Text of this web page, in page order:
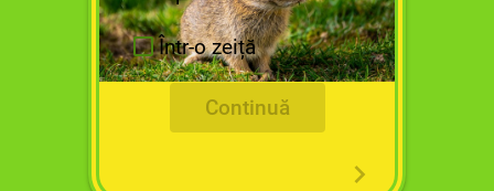
Într-o zeiță
Continuă